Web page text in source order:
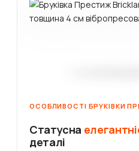
ОСОБЛИВОСТІ БРУКІВКИ
Статусна
деталі